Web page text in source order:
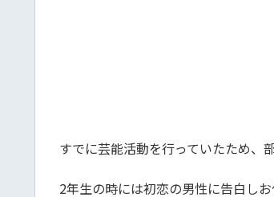
すでに芸能活動を行っていたため、
2年生の時には初恋の男性に告白し